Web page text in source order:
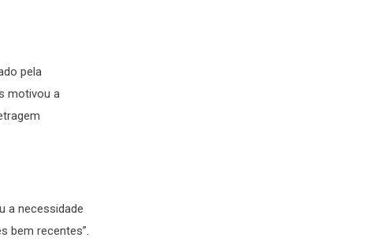
pela
motivou a
a necessidade
bem recentes”.